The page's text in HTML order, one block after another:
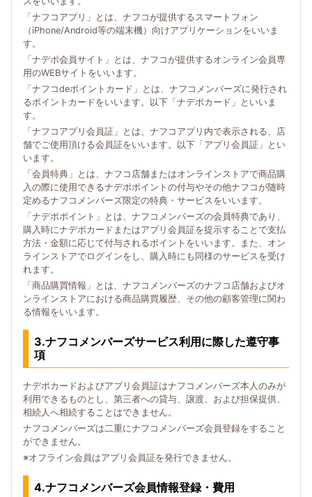
「ナフコアプリ」とは、ナフコが提供するスマートフォン
（iPhone/Android等の端末機）向けアプリケーションをいいま
す。
「ナデポ会員サイト」とは、ナフコが提供するオンライン会員専
用のWEBサイトをいいます。
「ナフコdeポイントカード」とは、ナフコメンバーズに発行され
るポイントカードをいいます。以下「ナデポカード」といいま
す。
「ナフコアプリ会員証」とは、ナフコアプリ内で表示される、店
舗でご使用頂ける会員証をいいます。以下「アプリ会員証」とい
います。
「会員特典」とは、ナフコ店舗またはオンラインストアで商品購
入の際に使用できるナデポポイントの付与やその他ナフコが随時
定めるナフコメンバーズ限定の特典・サービスをいいます。
「ナデポポイント」とは、ナフコメンバーズの会員特典であり、
購入時にナデポカードまたはアプリ会員証を提示することで支払
方法・金額に応じて付与されるポイントをいいます。また、オン
ラインストアでログインをし、購入時にも同様のサービスを受け
れます。
「商品購買情報」とは、ナフコメンバーズのナフコ店舗およびオ
ンラインストアにおける商品購買履歴、その他の顧客管理に関わ
る情報をいいます。
3.ナフコメンバーズサービス利用に際した遵守事
項
ナデポカードおよびアプリ会員証はナフコメンバーズ本人のみが
利用できるものとし、第三者への貸与、譲渡、および担保提供、
相続人へ相続することはできません。
ナフコメンバーズは二重にナフコメンバーズ会員登録をすること
ができません。
※オフライン会員はアプリ会員証を発行できません。
4.ナフコメンバーズ会員情報登録・費用